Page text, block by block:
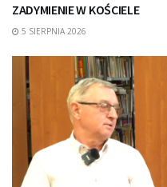
ZADYMIENIE W KOŚCIELE
5 SIERPNIA 2026